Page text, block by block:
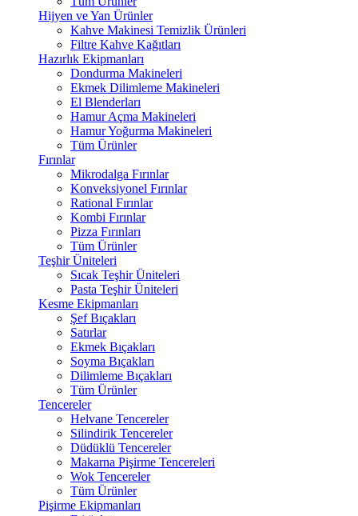
Hijyen ve Yan Ürünler
Kahve Makinesi Temizlik Ürünleri
Filtre Kahve Kağıtları
Hazırlık Ekipmanları
Dondurma Makineleri
Ekmek Dilimleme Makineleri
El Blenderları
Hamur Açma Makineleri
Hamur Yoğurma Makineleri
Tüm Ürünler
Fırınlar
Mikrodalga Fırınlar
Konveksiyonel Fırınlar
Rational Fırınlar
Kombi Fırınlar
Pizza Fırınları
Tüm Ürünler
Teşhir Üniteleri
Sıcak Teşhir Üniteleri
Pasta Teşhir Üniteleri
Kesme Ekipmanları
Şef Bıçakları
Satırlar
Ekmek Bıçakları
Soyma Bıçakları
Dilimleme Bıçakları
Tüm Ürünler
Tencereler
Helvane Tencereler
Silindirik Tencereler
Düdüklü Tencereler
Makarna Pişirme Tencereleri
Wok Tencereler
Tüm Ürünler
Pişirme Ekipmanları